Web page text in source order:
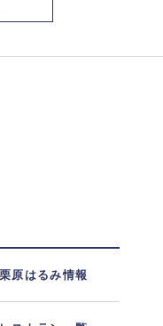
栗原はるみ情報